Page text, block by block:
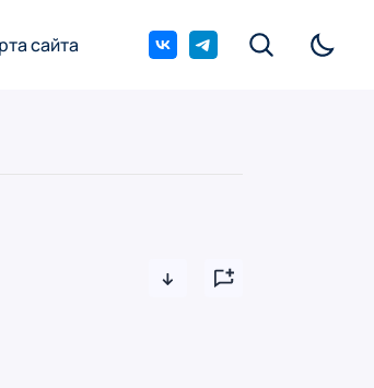
сайта